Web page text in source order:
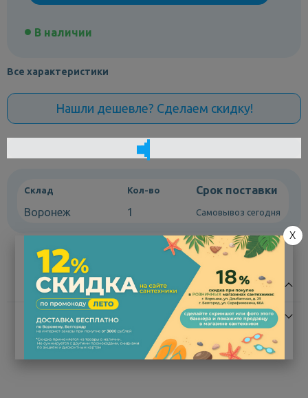
В наличии
Все характеристики
Нашли дешевле? Сделаем скидку!
Склад Кол-во
Срок поставки
Воронеж
1 Самовывоз сегодня
Описание
Характеристики
X